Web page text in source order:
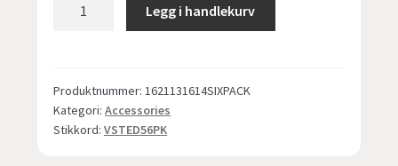
DAB+modul
for
skjult
Legg i handlekurv
Produktnummer:1621131614SIXPACK
Kategori:Accessories
Stikkord:VSTED56PK